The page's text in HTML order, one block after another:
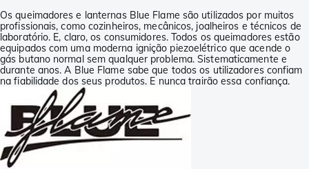
Os queimadores e lanternas Blue Flame são utilizados por muitos
profissionais, como cozinheiros, mecânicos, joalheiros e técnicos de
laboratório. E, claro, os consumidores. Todos os queimadores estão
equipados com uma moderna ignição piezoelétrico que acende o
gás butano normal sem qualquer problema. Sistematicamente e
durante anos. A Blue Flame sabe que todos os utilizadores confiam
na fiabilidade dos seus produtos. E nunca trairão essa confiança.